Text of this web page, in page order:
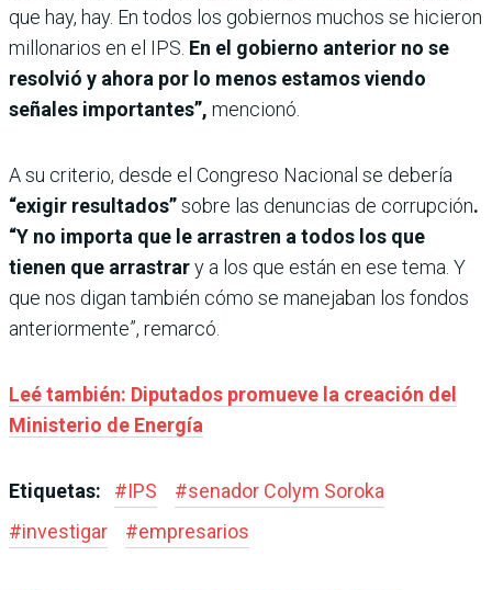
que hay, hay. En todos los gobiernos muchos se hicieron
millonarios en el IPS. En el gobierno anterior no se
resolvió y ahora por lo menos estamos viendo
señales importantes”, mencionó.
A su criterio, desde el Congreso Nacional se debería
“exigir resultados”sobre las denuncias de corrupción.
“Y no importa que le arrastren a todos los que
tienen que arrastrary a los que están en ese tema. Y
que nos digan también cómo se manejaban los fondos
anteriormente”, remarcó.
Leé también: Diputados promueve la creación del
Ministerio de Energía
Etiquetas: #IPS #senador Colym Soroka
#investigar #empresarios